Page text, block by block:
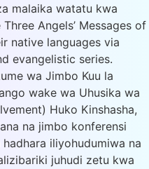
malaika watatu kwa
Angels’ Messages of
native languages via
evangelistic series.
wa Jimbo Kuu la
wake wa Uhusika wa
Huko Kinshasha,
na jimbo konferensi
iliyohudumiwa na
juhudi zetu kwa